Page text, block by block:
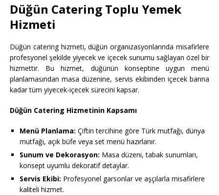
Düğün Catering Toplu Yemek
Hizmeti
Düğün catering hizmeti, düğün organizasyonlarında misafirlere
profesyonel şekilde yiyecek ve içecek sunumu sağlayan özel bir
hizmettir. Bu hizmet, düğünün konseptine uygun menü
planlamasından masa düzenine, servis ekibinden içecek barına
kadar tüm yiyecek-içecek sürecini kapsar.
Düğün Catering Hizmetinin Kapsamı
Menü Planlama: Çiftin tercihine göre Türk mutfağı, dünya
mutfağı, açık büfe veya set menü hazırlanır.
Sunum ve Dekorasyon: Masa düzeni, tabak sunumları,
konsept uyumlu dekoratif detaylar.
Servis Ekibi: Profesyonel garsonlar ve aşçılarla misafirlere
kaliteli hizmet.